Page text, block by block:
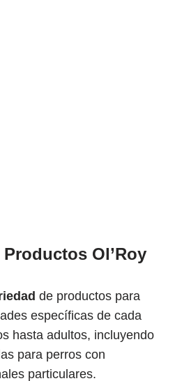
Ol’Roy
de productos para
específicas de cada
hasta adultos, incluyendo
para perros con
particulares.